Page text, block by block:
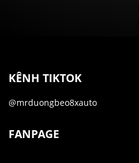
KÊNH TIKTOK
@mrduongbeo8xauto
FANPAGE